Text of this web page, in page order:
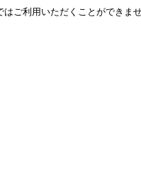
はご利用いただくことができ